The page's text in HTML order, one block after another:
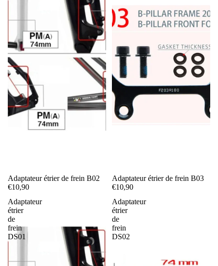
Adaptateur étrier de frein B02
€10,90
Adaptateur étrier de frein B03
€10,90
Adaptateur
étrier
de
frein
DS01
Adaptateur
étrier
de
frein
DS02